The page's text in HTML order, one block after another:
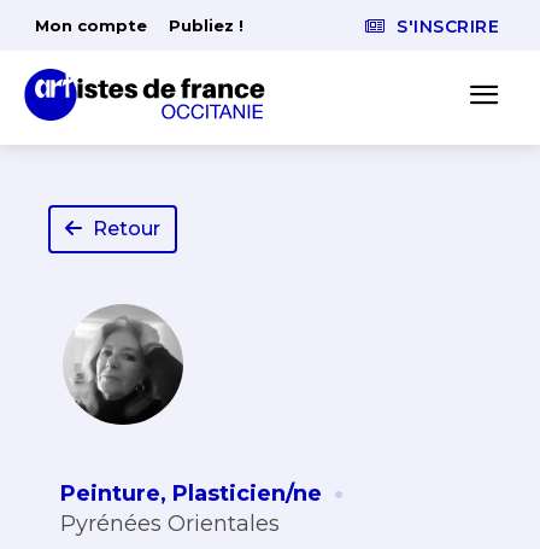
Mon compte Publiez ! S'INSCRIRE
Retour
Peinture, Plasticien/ne ·
Pyrénées Orientales